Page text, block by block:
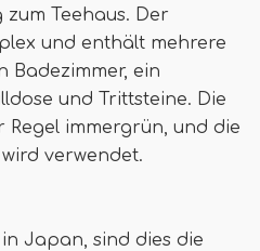
zum Teehaus. Der
und enthält mehrere
Badezimmer, ein
und Trittsteine. Die
Regel immergrün, und die
verwendet.
Japan, sind dies die